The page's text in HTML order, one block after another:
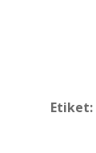
Etiket: